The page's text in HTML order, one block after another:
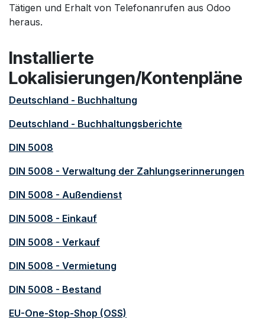
Tätigen und Erhalt von Telefonanrufen aus Odoo
heraus.
Installierte
Lokalisierungen/Kontenpläne
Deutschland - Buchhaltung
Deutschland - Buchhaltungsberichte
DIN 5008
DIN 5008 - Verwaltung der Zahlungserinnerungen
DIN 5008 - Außendienst
DIN 5008 - Einkauf
DIN 5008 - Verkauf
DIN 5008 - Vermietung
DIN 5008 - Bestand
EU-One-Stop-Shop (OSS)